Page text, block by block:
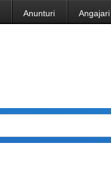
Anunturi Angajari